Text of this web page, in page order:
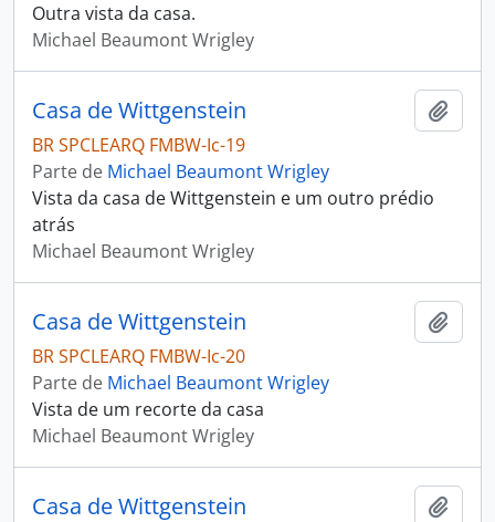
Outra vista da casa.
Michael Beaumont Wrigley
Casa de Wittgenstein
BR SPCLEARQ FMBW-Ic-19
Parte de Michael Beaumont Wrigley
Vista da casa de Wittgenstein e um outro prédio
atrás
Michael Beaumont Wrigley
Casa de Wittgenstein
BR SPCLEARQ FMBW-Ic-20
Parte de Michael Beaumont Wrigley
Vista de um recorte da casa
Michael Beaumont Wrigley
Casa de Wittgenstein